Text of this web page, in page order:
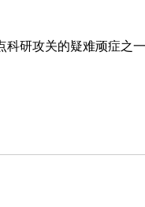
研攻关的疑难顽症之